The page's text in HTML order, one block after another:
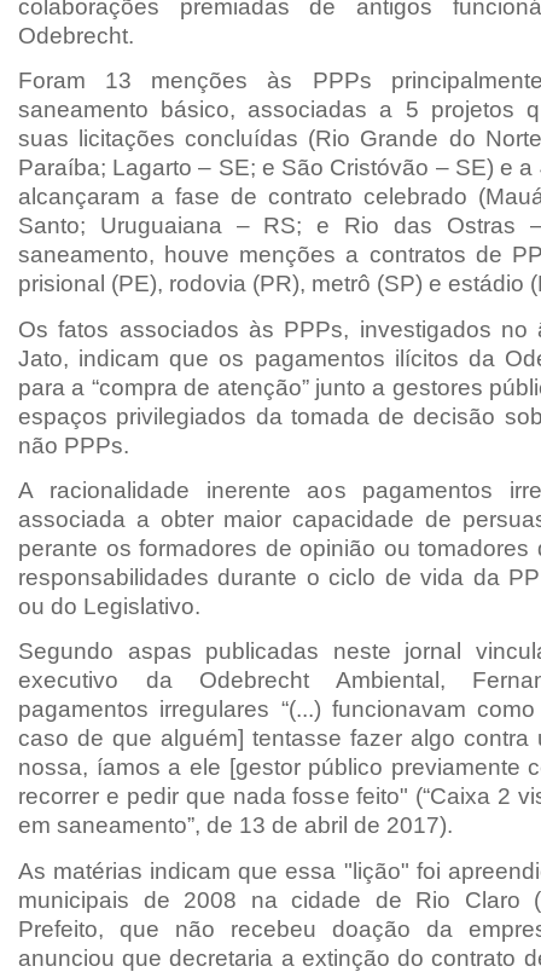
colaborações premiadas de antigos
Odebrecht.
Foram 13 menções às PPPs
saneamento básico, associadas a 5 projetos
suas licitações concluídas (Rio Grande do
Paraíba; Lagarto – SE; e São Cristóvão – SE) e
alcançaram a fase de contrato celebrado
Santo; Uruguaiana – RS; e Rio das Ostras
saneamento, houve menções a contratos de
prisional (PE), rodovia (PR), metrô (SP) e estádio
Os fatos associados às PPPs, investigados no
Jato, indicam que os pagamentos ilícitos da
para a “compra de atenção” junto a gestores
espaços privilegiados da tomada de decisão
não PPPs.
A racionalidade inerente aos pagamentos
associada a obter maior capacidade de
perante os formadores de opinião ou tomadores
responsabilidades durante o ciclo de vida da
ou do Legislativo.
Segundo aspas publicadas neste jornal
executivo da Odebrecht Ambiental,
pagamentos irregulares “(...) funcionavam
caso de que alguém] tentasse fazer algo contra
nossa, íamos a ele [gestor público previamente
recorrer e pedir que nada fosse feito" (“Caixa 2
em saneamento”, de 13 de abril de 2017).
As matérias indicam que essa "lição" foi
municipais de 2008 na cidade de Rio Claro
Prefeito, que não recebeu doação da
anunciou que decretaria a extinção do contrato